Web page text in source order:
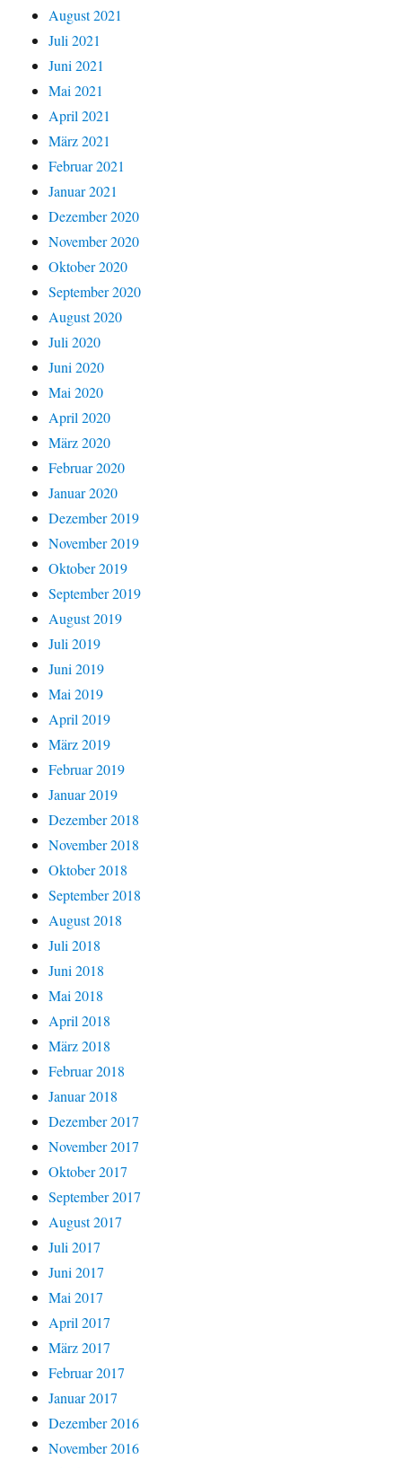
August 2021
Juli 2021
Juni 2021
Mai 2021
April 2021
März 2021
Februar 2021
Januar 2021
Dezember 2020
November 2020
Oktober 2020
September 2020
August 2020
Juli 2020
Juni 2020
Mai 2020
April 2020
März 2020
Februar 2020
Januar 2020
Dezember 2019
November 2019
Oktober 2019
September 2019
August 2019
Juli 2019
Juni 2019
Mai 2019
April 2019
März 2019
Februar 2019
Januar 2019
Dezember 2018
November 2018
Oktober 2018
September 2018
August 2018
Juli 2018
Juni 2018
Mai 2018
April 2018
März 2018
Februar 2018
Januar 2018
Dezember 2017
November 2017
Oktober 2017
September 2017
August 2017
Juli 2017
Juni 2017
Mai 2017
April 2017
März 2017
Februar 2017
Januar 2017
Dezember 2016
November 2016